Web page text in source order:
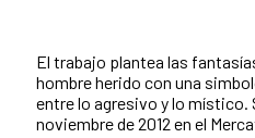
El trabajo plantea las
hombre herido con una
entre lo agresivo y lo místico.
noviembre de 2012 en el